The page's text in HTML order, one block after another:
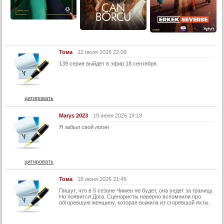
14 серия
15 серия (суб)
16 серия
16 серия (суб)
17 серия
18 серия
18 серия (суб)
19 серия (суб)
20 серия
20 серия (суб)
21 серия
Тома
22 июля 2026 22:09
139 серия выйдет в эфир 18 сентября.
цитировать
Marys 2023
19 июня 2026 19:18
Я забыл свой логин
цитировать
Тома
18 июня 2026 21:48
Пишут, что в 5 сезоне Чимен не будет, она уедет за границу.
Но появится Дога. Сценаристы наверно вспомнили про
обгоревшую женщину, которая выжила из сгоревшой яхты.